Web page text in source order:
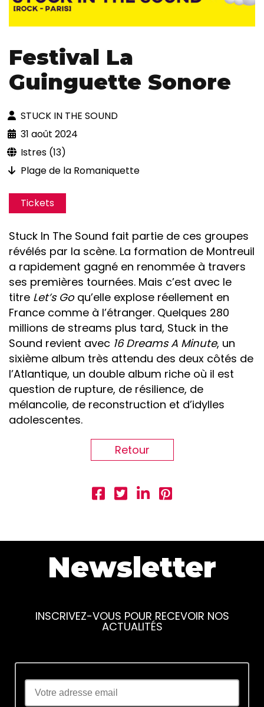
Festival La
Guinguette Sonore
STUCK IN THE SOUND
31 août 2024
Istres (13)
Plage de la Romaniquette
Tickets
Stuck In The Sound fait partie de ces groupes
révélés par la scène. La formation de Montreuil
a rapidement gagné en renommée à travers
ses premières tournées. Mais c’est avec le
titre Let’s Goqu’elle explose réellement en
France comme à l’étranger. Quelques 280
millions de streams plus tard, Stuck in the
Sound revient avec 16 Dreams A Minute, un
sixième album très attendu des deux côtés de
l’Atlantique, un double album riche où il est
question de rupture, de résilience, de
mélancolie, de reconstruction et d’idylles
adolescentes.
Retour
Newsletter
INSCRIVEZ-VOUS POUR RECEVOIR NOS
ACTUALITÉS